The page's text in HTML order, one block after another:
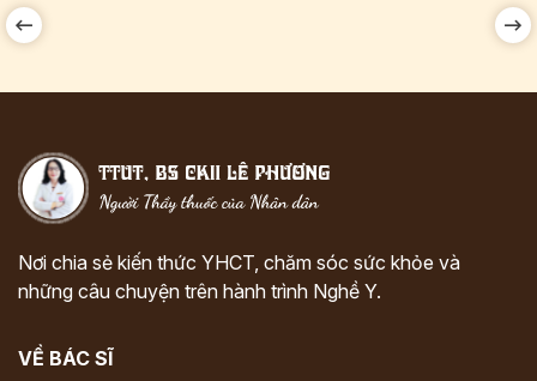
Nơi chia sẻ kiến thức YHCT, chăm sóc sức khỏe và
những câu chuyện trên hành trình Nghề Y.
VỀ BÁC SĨ